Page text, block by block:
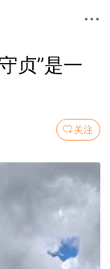
贞”是一
关注